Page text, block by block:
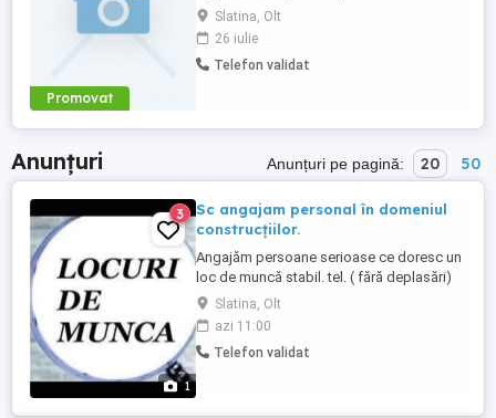
Promovat
Bordeaux,Franta Salariul 1800-2200
Cazare asigurata
Slatina, Olt
26 iulie
Telefon validat
Anunțuri Anunțuri pe pagină: 20 50
1
3
Sc angajam personal în domeniul
construcțiilor.
Angajăm persoane serioase ce doresc un
loc de muncă stabil. tel. ( fără deplasări)
Slatina, Olt
azi 11:00
Telefon validat